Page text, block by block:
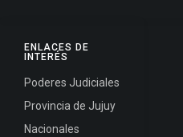
ENLACES DE
INTERÉS
Poderes Judiciales
Provincia de Jujuy
Nacionales